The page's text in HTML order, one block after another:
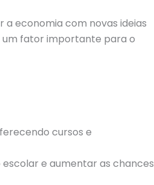
economia com novas ideias
um fator importante para o
cursos e
e aumentar as chances